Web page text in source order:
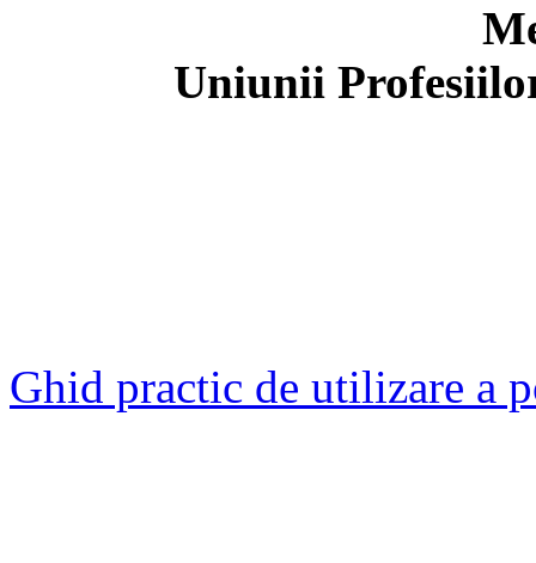
Uniunii
Ghid practic de utilizare a